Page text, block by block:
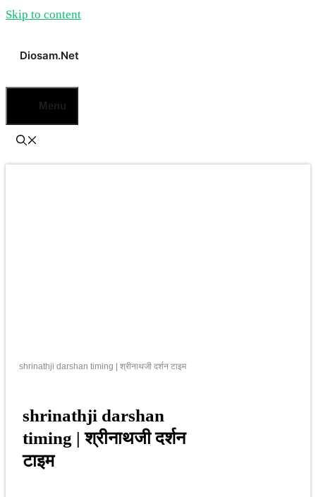
Skip to content
Diosam.net
Menu
shrinathji darshan timing | श्रीनाथजी दर्शन टाइम
shrinathji darshan
timing | श्रीनाथजी दर्शन
टाइम